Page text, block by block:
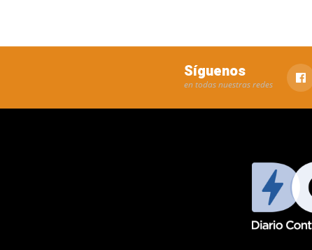
Síguenos
en todas nuestras redes